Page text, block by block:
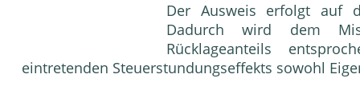
Der Ausweis erfolgt auf
Dadurch wird dem
Rücklageanteils
eintretenden Steuerstundungseffekts sowohl